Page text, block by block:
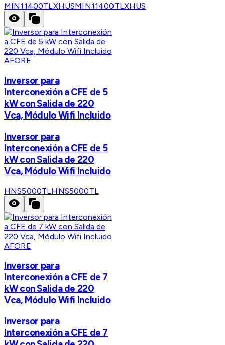
MIN11400TLXHUSMIN11400TLXHUS
AFORE
Inversor para
Interconexión a CFE de 5
kW con Salida de 220
Vca, Módulo Wifi Incluido
Inversor para
Interconexión a CFE de 5
kW con Salida de 220
Vca, Módulo Wifi Incluido
HNS5000TLHNS5000TL
AFORE
Inversor para
Interconexión a CFE de 7
kW con Salida de 220
Vca, Módulo Wifi Incluido
Inversor para
Interconexión a CFE de 7